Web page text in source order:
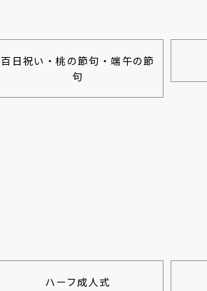
百日祝い・桃の節句・端午の節
句
ハーフ成人式